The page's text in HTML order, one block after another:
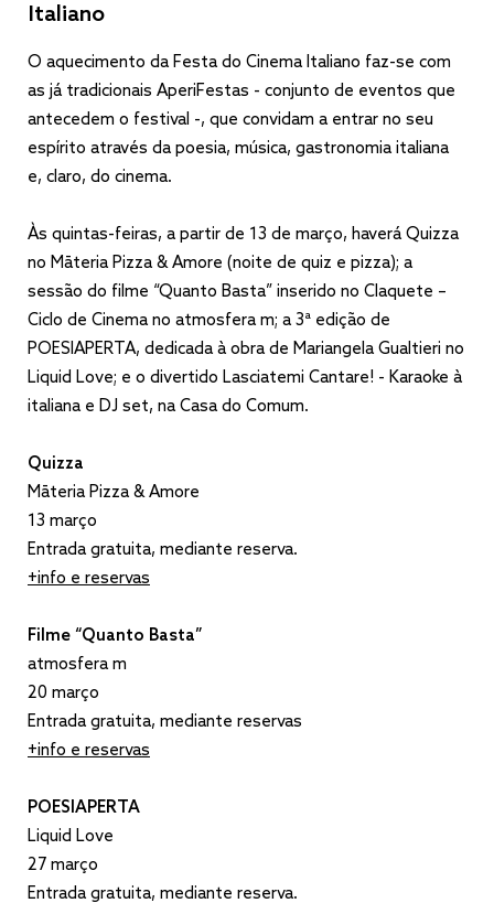
Italiano
O aquecimento da Festa do Cinema Italiano faz-se com
as já tradicionais AperiFestas - conjunto de eventos que
antecedem o festival -, que convidam a entrar no seu
espírito através da poesia, música, gastronomia italiana
e, claro, do cinema.
Às quintas-feiras, a partir de 13 de março, haverá Quizza
no Māteria Pizza & Amore (noite de quiz e pizza); a
sessão do filme “Quanto Basta” inserido no Claquete –
Ciclo de Cinema no atmosfera m; a 3ª edição de
POESIAPERTA, dedicada à obra de Mariangela Gualtieri no
Liquid Love; e o divertido Lasciatemi Cantare! - Karaoke à
italiana e DJ set, na Casa do Comum.
Quizza
Māteria Pizza & Amore
13 março
Entrada gratuita, mediante reserva.
+info e reservas
Filme “Quanto Basta”
atmosfera m
20 março
Entrada gratuita, mediante reservas
+info e reservas
POESIAPERTA
Liquid Love
27 março
Entrada gratuita, mediante reserva.